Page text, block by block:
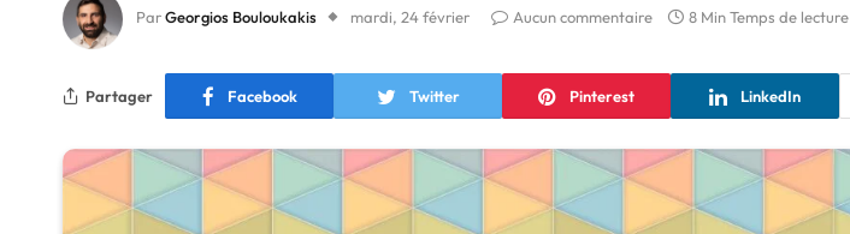
ParGeorgios Bouloukakis mardi, 24 février Aucun commentaire 8 Min Temps de lecture
Partager Facebook Twitter Pinterest LinkedIn